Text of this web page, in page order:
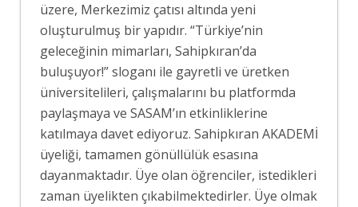
üzere, Merkezimiz çatısı altında yeni
oluşturulmuş bir yapıdır. “Türkiye’nin
geleceğinin mimarları, Sahipkıran’da
buluşuyor!” sloganı ile gayretli ve üretken
üniversitelileri, çalışmalarını bu platformda
paylaşmaya ve SASAM’ın etkinliklerine
katılmaya davet ediyoruz. Sahipkıran AKADEMİ
üyeliği, tamamen gönüllülük esasına
dayanmaktadır. Üye olan öğrenciler, istedikleri
zaman üyelikten çıkabilmektedirler. Üye olmak